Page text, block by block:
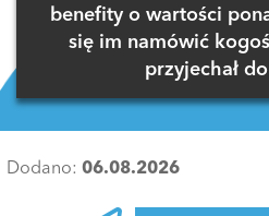
benefity o wartości
się im namówić
przyjechał
Dodano: 06.08.2026